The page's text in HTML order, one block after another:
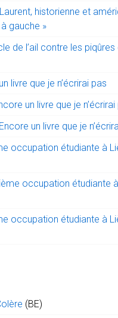
historienne et
gauche »
de l’ail contre les
livre que je n’écrirai pas
un livre que je n’écrirai
Encore un livre que je
occupation étudiante à
occupation étudiante
occupation étudiante à
(BE)